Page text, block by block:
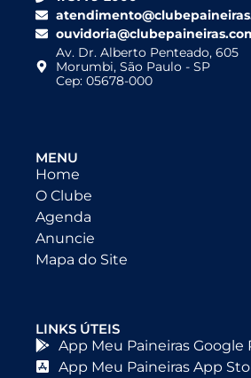
Av. Dr. Alberto Penteado, 605
Morumbi, São Paulo - SP
Cep: 05678-000
MENU
Home
O Clube
Agenda
Anuncie
Mapa do Site
LINKS ÚTEIS
App Meu Paineiras Google
App Meu Paineiras App